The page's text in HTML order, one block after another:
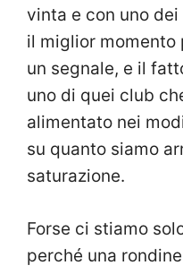
vinta e con uno
il miglior momento
un segnale, e il
uno di quei club
alimentato nei
su quanto siamo
saturazione.
Forse ci stiamo
perché una